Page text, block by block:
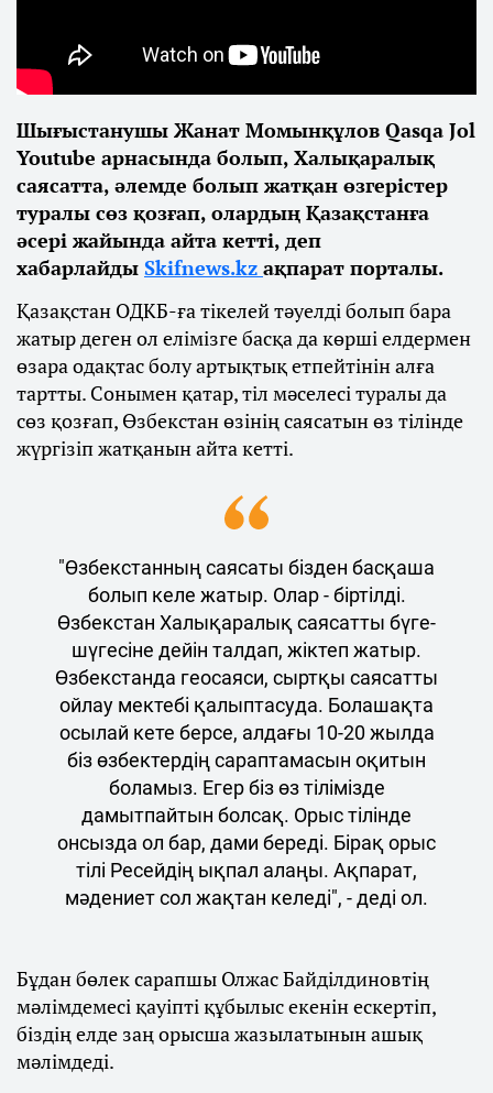
Шығыстанушы Жанат Момынқұлов Qasqa Jol
Youtube арнасында болып, Халықаралық
саясатта, әлемде болып жатқан өзгерістер
туралы сөз қозғап, олардың Қазақстанға
әсері жайында айта кетті, деп
хабарлайды Skifnews.kz ақпарат порталы.
Қазақстан ОДКБ-ға тікелей тәуелді болып бара
жатыр деген ол елімізге басқа да көрші елдермен
өзара одақтас болу артықтық етпейтінін алға
тартты. Сонымен қатар, тіл мәселесі туралы да
сөз қозғап, Өзбекстан өзінің саясатын өз тілінде
жүргізіп жатқанын айта кетті.
"Өзбекстанның саясаты бізден басқаша
болып келе жатыр. Олар - біртілді.
Өзбекстан Халықаралық саясатты бүге-
шүгесіне дейін талдап, жіктеп жатыр.
Өзбекстанда геосаяси, сыртқы саясатты
ойлау мектебі қалыптасуда. Болашақта
осылай кете берсе, алдағы 10-20 жылда
біз өзбектердің сараптамасын оқитын
боламыз. Егер біз өз тілімізде
дамытпайтын болсақ. Орыс тілінде
онсызда ол бар, дами береді. Бірақ орыс
тілі Ресейдің ықпал алаңы. Ақпарат,
мәдениет сол жақтан келеді", - деді ол.
Бұдан бөлек сарапшы Олжас Байділдиновтің
мәлімдемесі қауіпті құбылыс екенін ескертіп,
біздің елде заң орысша жазылатынын ашық
мәлімдеді.